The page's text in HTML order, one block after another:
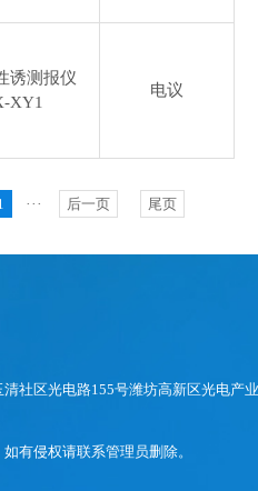
诱测报仪
XY1
电议
··· 后一页 尾页
社区光电路155号潍坊高新区光电产业
有侵权请联系管理员删除。